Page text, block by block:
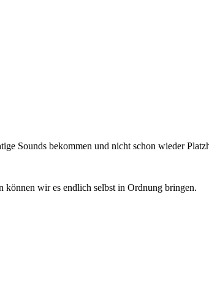
Sounds bekommen und nicht schon wieder
wir es endlich selbst in Ordnung bringen.